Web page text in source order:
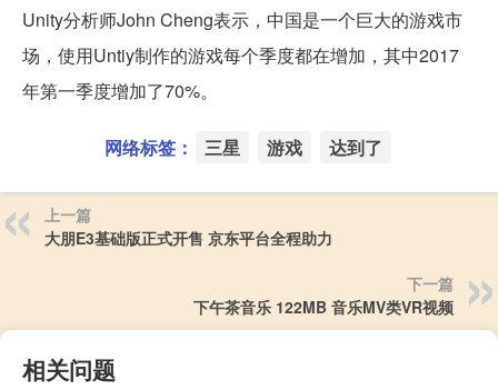
Unity分析师John Cheng表示，中国是一个巨大的游戏市
场，使用Untiy制作的游戏每个季度都在增加，其中2017
年第一季度增加了70%。
网络标签： 三星 游戏 达到了
上一篇
大朋E3基础版正式开售 京东平台全程助力
下一篇
下午茶音乐 122MB 音乐MV类VR视频
相关问题